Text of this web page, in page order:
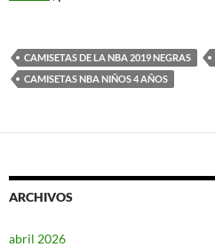
CAMISETAS DE LA NBA 2019 NEGRAS
CAMISETAS NBA NIÑOS 4 AÑOS
ARCHIVOS
abril 2026